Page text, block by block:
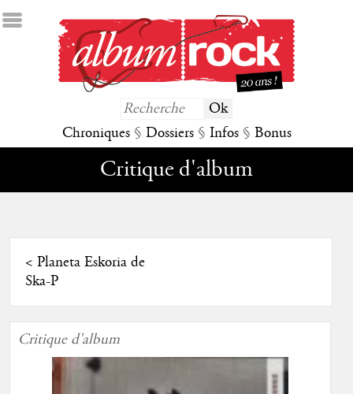
Chroniques § Dossiers § Infos § Bonus
Critique d'album
< Planeta Eskoria de
Ska-P
Critique d'album